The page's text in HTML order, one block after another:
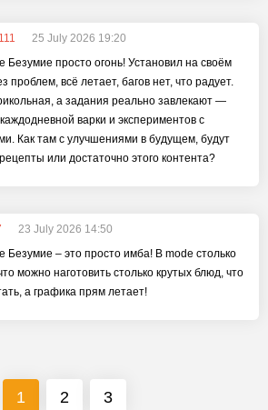
25 July 2026 19:20
Безумие просто огонь! Установил на своём
проблем, всё летает, багов нет, что радует.
а задания реально завлекают —
варки и экспериментов с
Как там с улучшениями в будущем, будут
или достаточно этого контента?
23 July 2026 14:50
Безумие – это просто имба! В modе столько
можно наготовить столько крутых блюд, что
а графика прям летает!
1 2 3